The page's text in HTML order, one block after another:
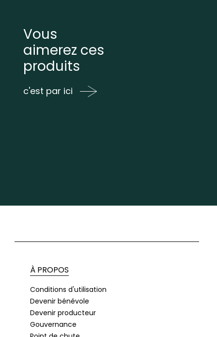
Vous
aimerez ces
produits
c'est par ici
À PROPOS
Conditions d'utilisation
Devenir bénévole
Devenir producteur
Gouvernance